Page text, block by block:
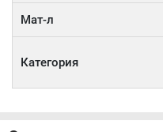
Мат-л
Категория